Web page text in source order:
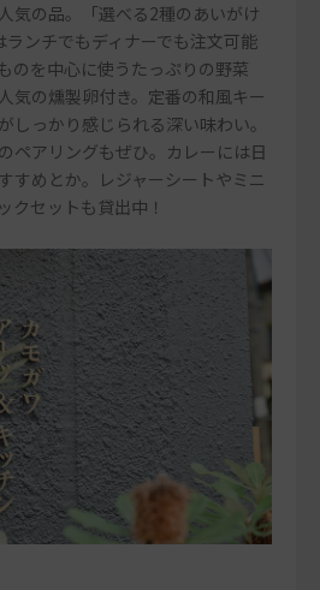
気の品。「選べる2種のあいがけ
ンチでもディナーでも注文可能
のを中心に使うたっぷりの野菜
気の燻製卵付き。定番の和風キー
しっかり感じられる深い味わい。
ペアリングもぜひ。カレーには日
すめとか。レジャーシートやミニ
クセットも貸出中！